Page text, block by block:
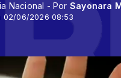
Nacional - Por Sayonara
02/06/2026 08:53